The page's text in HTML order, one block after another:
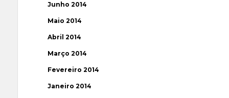
Junho 2014
Maio 2014
Abril 2014
Março 2014
Fevereiro 2014
Janeiro 2014